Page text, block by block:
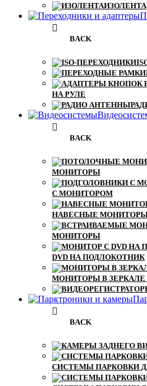
ИЗОЛЕНТА
BACK
НА РУЛЕ
BACK
МОНИТОРЫ
С МОНИТОРОМ
НАВЕСНЫЕ
МОНИТОРЫ
DVD НА ПОДЛОКОТНИК
МОНИТОРЫ В ЗЕРКАЛЕ
BACK
СИСТЕМЫ ПАРКОВКИ